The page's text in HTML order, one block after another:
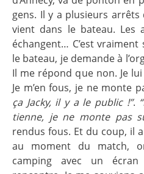
gens. Il y a plusieurs
vient dans le bateau. Les
échangent… C’est
le bateau, je demande à
Il me répond que non. Je
Je m’en fous, je ne monte
ça Jacky, il y a le public !”.
tienne, je ne monte pas
rendus fous. Et du coup, il
au moment du match,
camping avec un